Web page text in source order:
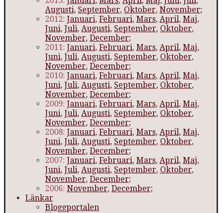
Augusti, September, Oktober, November;
2012: Januari, Februari, Mars, April, Maj,
Juni, Juli, Augusti, September, Oktober,
November, December;
2011: Januari, Februari, Mars, April, Maj,
Juni, Juli, Augusti, September, Oktober,
November, December;
2010: Januari, Februari, Mars, April, Maj,
Juni, Juli, Augusti, September, Oktober,
November, December;
2009: Januari, Februari, Mars, April, Maj,
Juni, Juli, Augusti, September, Oktober,
November, December;
2008: Januari, Februari, Mars, April, Maj,
Juni, Juli, Augusti, September, Oktober,
November, December;
2007: Januari, Februari, Mars, April, Maj,
Juni, Juli, Augusti, September, Oktober,
November, December;
2006: November, December;
Länkar
Bloggportalen